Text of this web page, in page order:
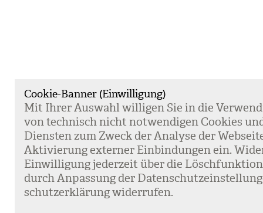
Cookie-Banner (Einwilligung)
Mit Ihrer Aus­wahl wil­li­gen Sie in die
von tech­nisch nicht not­wen­di­gen Coo­kies
Diens­ten zum Zweck der Ana­lyse der
Akti­vie­rung exter­ner Ein­bin­dun­gen ein.
Ein­wil­li­gung jeder­zeit über die
durch Anpas­sung der
schutz­er­klä­rung wider­ru­fen.